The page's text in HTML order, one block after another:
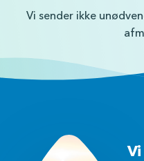
Vi sender ikke